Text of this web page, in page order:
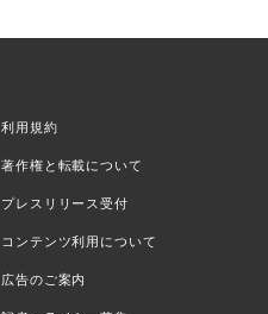
利用規約
著作権と転載について
プレスリリース受付
コンテンツ利用について
広告のご案内